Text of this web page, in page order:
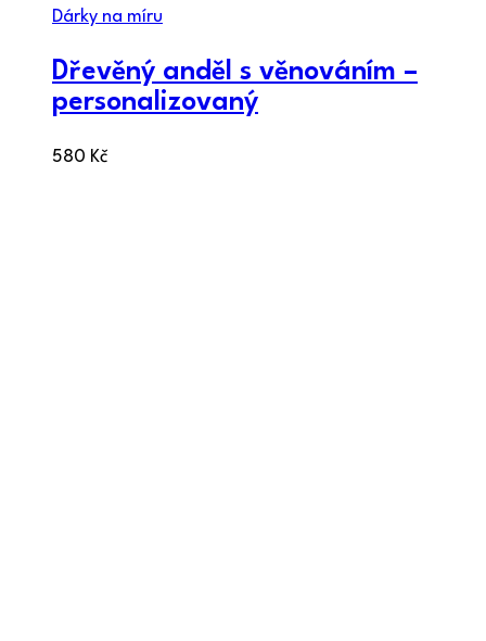
Dárky na míru
Dřevěný anděl s věnováním –
personalizovaný
580 Kč